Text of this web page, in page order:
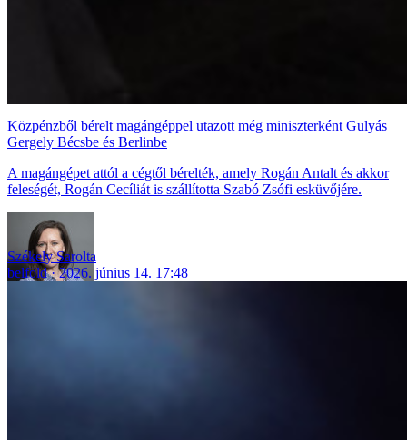
Közpénzből bérelt magángéppel utazott még miniszterként Gulyás
Gergely Bécsbe és Berlinbe
A magángépet attól a cégtől bérelték, amely Rogán Antalt és akkor
feleségét, Rogán Cecíliát is szállította Szabó Zsófi esküvőjére.
Székely Sarolta
belföld
2026. június 14. 17:48